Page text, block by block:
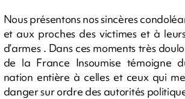
Nous présentons nos sincères
et aux proches des victimes et à
d’armes . Dans ces moments très
de la France Insoumise témoigne
nation entière à celles et ceux qui
danger sur ordre des autorités